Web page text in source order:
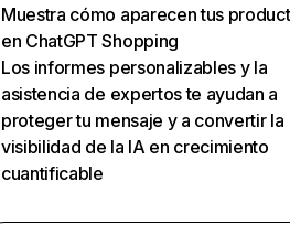
Muestra cómo aparecen tus
en ChatGPT Shopping
Los informes personalizables y la
asistencia de expertos te ayudan a
proteger tu mensaje y a convertir la
visibilidad de la IA en crecimiento
cuantificable